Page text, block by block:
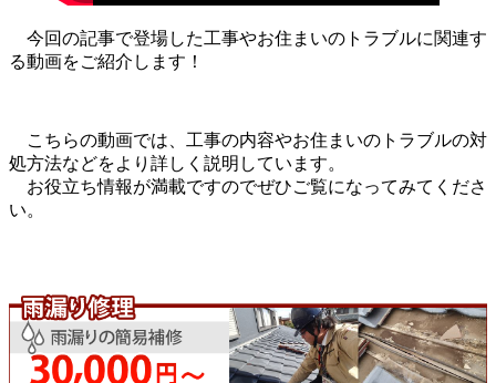
今回の記事で登場した工事やお住まいのトラブルに関連す
る動画をご紹介します！
こちらの動画では、工事の内容やお住まいのトラブルの対
処方法などをより詳しく説明しています。
お役立ち情報が満載ですのでぜひご覧になってみてくださ
い。